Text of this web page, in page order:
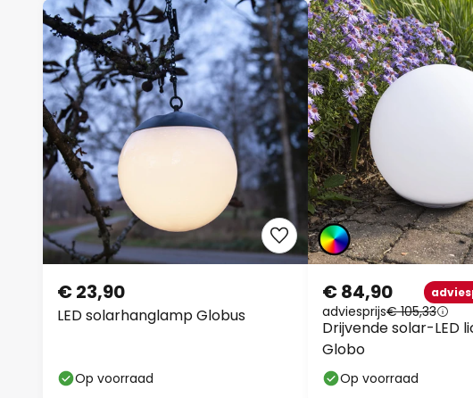
LED solarhanglamp Globus
€ 23,90
Op voorraad
Drijvende solar-LED
Globo
€ 84,90
adviesprijs€ 105,33
Op voorraad